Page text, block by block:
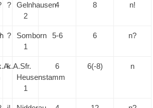
?
Gelnhausen
2
4 8 n!
?
Somborn
1
5-6 6 n?
k.A.Sfr.
Heusenstamm
1
6 6(-8) n